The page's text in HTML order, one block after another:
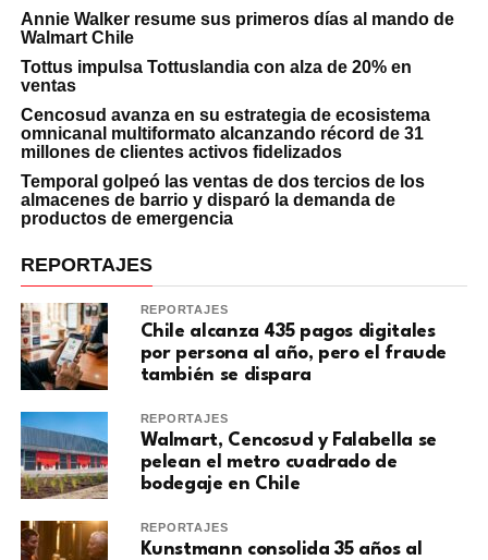
Annie Walker resume sus primeros días al mando de
Walmart Chile
Tottus impulsa Tottuslandia con alza de 20% en
ventas
Cencosud avanza en su estrategia de ecosistema
omnicanal multiformato alcanzando récord de 31
millones de clientes activos fidelizados
Temporal golpeó las ventas de dos tercios de los
almacenes de barrio y disparó la demanda de
productos de emergencia
REPORTAJES
REPORTAJES
Chile alcanza 435 pagos digitales
por persona al año, pero el fraude
también se dispara
REPORTAJES
Walmart, Cencosud y Falabella se
pelean el metro cuadrado de
bodegaje en Chile
REPORTAJES
Kunstmann consolida 35 años al